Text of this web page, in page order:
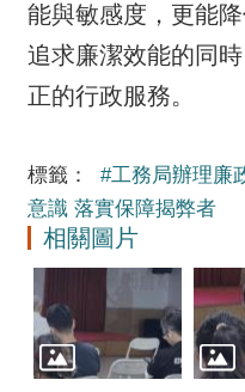
能與敏感度，更能
追求廉潔效能的同
正的行政服務。
標籤：
#工務局辦理廉
意識 落實保障揭弊者
相關圖片